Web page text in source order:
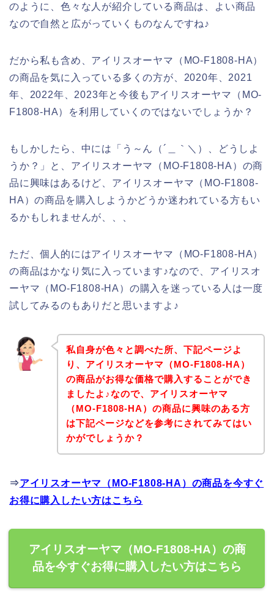
のように、色々な人が紹介している商品は、よい商品
なので自然と広がっていくものなんですね♪
だから私も含め、アイリスオーヤマ（MO-F1808-HA）
の商品を気に入っている多くの方が、2020年、2021
年、2022年、2023年と今後もアイリスオーヤマ（MO-
F1808-HA）を利用していくのではないでしょうか？
もしかしたら、中には「う～ん（´＿｀＼）、どうしよ
うか？」と、アイリスオーヤマ（MO-F1808-HA）の商
品に興味はあるけど、アイリスオーヤマ（MO-F1808-
HA）の商品を購入しようかどうか迷われている方もい
るかもしれませんが、、、
ただ、個人的にはアイリスオーヤマ（MO-F1808-HA）
の商品はかなり気に入っています♪なので、アイリスオ
ーヤマ（MO-F1808-HA）の購入を迷っている人は一度
試してみるのもありだと思いますよ♪
私自身が色々と調べた所、下記ページよ
り、アイリスオーヤマ（MO-F1808-HA）
の商品がお得な価格で購入することができ
ましたよ♪なので、アイリスオーヤマ
（MO-F1808-HA）の商品に興味のある方
は下記ページなどを参考にされてみてはい
かがでしょうか？
⇒アイリスオーヤマ（MO-F1808-HA）の商品を今すぐ
お得に購入したい方はこちら
アイリスオーヤマ（MO-F1808-HA）の商
品を今すぐお得に購入したい方はこちら